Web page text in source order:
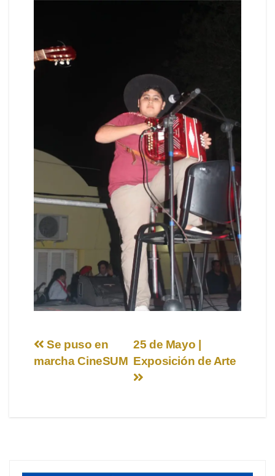
Navegación25 de Mayo |
Exposición de Arte
Se puso en
marcha CineSUM